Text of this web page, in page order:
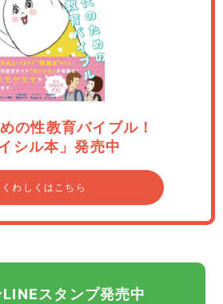
の性教育バイブル！
イシル本」発売中
くわしくはこちら
スタンプ発売中